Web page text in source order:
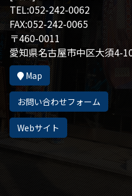
TEL:052-242-0062
FAX:052-242-0065
〒460-0011
愛知県名古屋市中区大須4-
Map
お問い合わせフォーム
Webサイト